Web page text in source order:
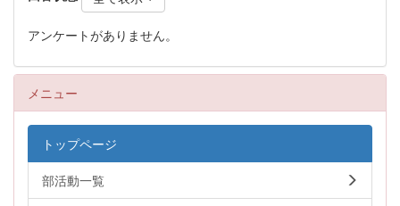
アンケートがありません。
メニュー
トップページ
部活動一覧